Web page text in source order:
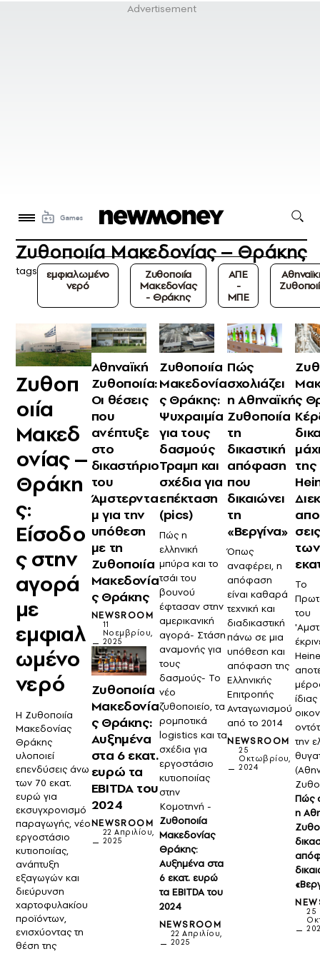
Ζυθοποιία Μακεδονίας – Θράκης
tags
εμφιαλωμένο
νερό
Ζυθοποιία
Μακεδονίας
- Θράκης
ΑΠΕ
-
ΜΠΕ
Ζυθοπ
οιία
Μακεδ
ονίας –
Θράκη
ς:
Είσοδο
ς στην
αγορά
με
εμφιαλ
ωμένο
νερό
Η Ζυθοποιία
Μακεδονίας
Θράκης
υλοποιεί
επενδύσεις άνω
των 70 εκατ.
ευρώ για
εκσυγχρονισμό
παραγωγής, νέο
εργοστάσιο
κυτιοποιίας,
ανάπτυξη
εξαγωγών και
διεύρυνση
χαρτοφυλακίου
προϊόντων,
ενισχύοντας τη
θέση της
Αθηναϊκή
Ζυθοποιία:
Οι θέσεις
που
ανέπτυξε
στο
δικαστήριο
του
Άμστερντα
μ για την
υπόθεση
με τη
Ζυθοποιία
Μακεδονία
ς Θράκης
NEWSROOM
11
Νοεμβρίου,
2025
Ζυθοποιία
Μακεδονία
ς Θράκης:
Αυξημένα
στα 6 εκατ.
ευρώ τα
EBITDA του
2024
NEWSROOM
22 Απριλίου,
2025
Ζυθοποιία
Μακεδονία
ς Θράκης:
Ψυχραιμία
για τους
δασμούς
Τραμπ και
σχέδια για
επέκταση
(pics)
Πώς η
ελληνική
μπύρα και το
τσάι του
βουνού
έφτασαν στην
αμερικανική
αγορά- Στάση
αναμονής για
τους
δασμούς- Το
νέο
ζυθοποιείο, τα
ρομποτικά
logistics και τα
σχέδια για
εργοστάσιο
κυτιοποιίας
στην
Κομοτηνή -
Ζυθοποιία
Μακεδονίας
Θράκης:
Αυξημένα στα
6 εκατ. ευρώ
τα EBITDA του
2024
NEWSROOM
22 Απριλίου,
2025
Πώς
σχολιάζει
η Αθηναϊκή
Ζυθοποιία
τη
δικαστική
απόφαση
που
δικαιώνει
τη
«Βεργίνα»
Όπως
αναφέρει, η
απόφαση
είναι καθαρά
τεχνική και
διαδικαστική
πάνω σε μια
υπόθεση και
απόφαση της
Ελληνικής
Επιτροπής
Ανταγωνισμού
από το 2014
NEWSROOM
25
Οκτωβρίου,
2024
ς
της
Το
του
ίδιας
την
Πώς
η
25